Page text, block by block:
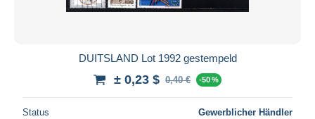
DUITSLAND Lot 1992 gestempeld
± 0,23 $ 0,40 € -50 %
Status Gewerblicher Händler